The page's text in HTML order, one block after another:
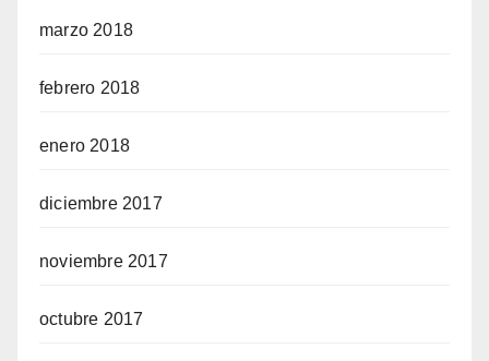
marzo 2018
febrero 2018
enero 2018
diciembre 2017
noviembre 2017
octubre 2017